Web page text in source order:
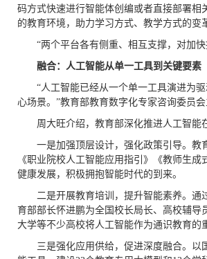
码方式快速进行智能体创编或者直接部署
的教育环境，助力学习方式、教学方式的变
“两个平台各有侧重、相互支撑，对加
融合：人工智能从单一工具到关键要素
“人工智能已经从一个单一工具演进为
心场景。”教育部教育数字化专家咨询委员
周大旺介绍，教育部深化推进人工智
一是加强顶层设计，强化政策引导。教
《职业院校人工智能应用指引》《教师生
健康发展，积极拥抱智能时代的到来。
二是开展教育培训，提升智能素养。通
育部部长怀进鹏为全国校长局长、高校辅
大学等不少高校将人工智能作为通识教育的
三是强化应用供给，促进深度融合。